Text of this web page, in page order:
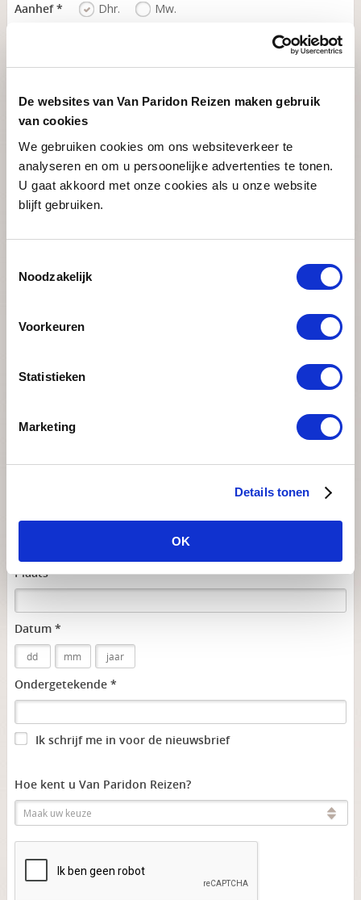
De websites van Van Paridon Reizen maken gebruik
van cookies
We gebruiken cookies om ons websiteverkeer te
analyseren en om u persoonelijke advertenties te tonen.
U gaat akkoord met onze cookies als u onze website
blijft gebruiken.
Noodzakelijk
Voorkeuren
Statistieken
Marketing
Details tonen
OK
Aanhef * Dhr.
Mw.
Geboortedatum *
Voorkeuren *
Annuleringsverzekering *
Plaats *
Datum *
Ondergetekende *
Ik schrijf me in voor de nieuwsbrief
Hoe kent u Van Paridon Reizen?
Maak uw keuze